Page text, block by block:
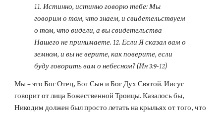
11. Истинно, истинно говорю тебе: Мы
говорим о том, что знаем, и свидетельствуем
о том, что видели, а вы свидетельства
Нашего не принимаете. 12. Если Я сказал вам о
земном, и вы не верите, как поверите, если
буду говорить вам о небесном? (Ин 3:9-12)
Мы – это Бог Отец, Бог Сын и Бог Дух Святой. Иисус
говорит от лица Божественной Троицы. Казалось бы,
Никодим должен был просто летать на крыльях от того, что